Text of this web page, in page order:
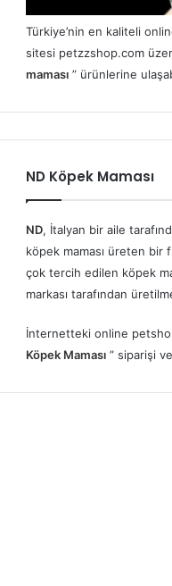
Türkiye’nin en kaliteli
sitesi petzzshop.com
maması ” ürünlerine
ND Köpek Maması
ND, İtalyan bir aile
köpek maması üreten bir
çok tercih edilen köpek
markası tarafından
İnternetteki online
Köpek Maması ” siparişi